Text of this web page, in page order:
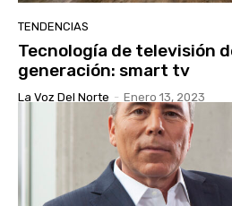
TENDENCIAS
Tecnología de televisión
generación: smart tv
La Voz Del Norte - Enero 13, 2023